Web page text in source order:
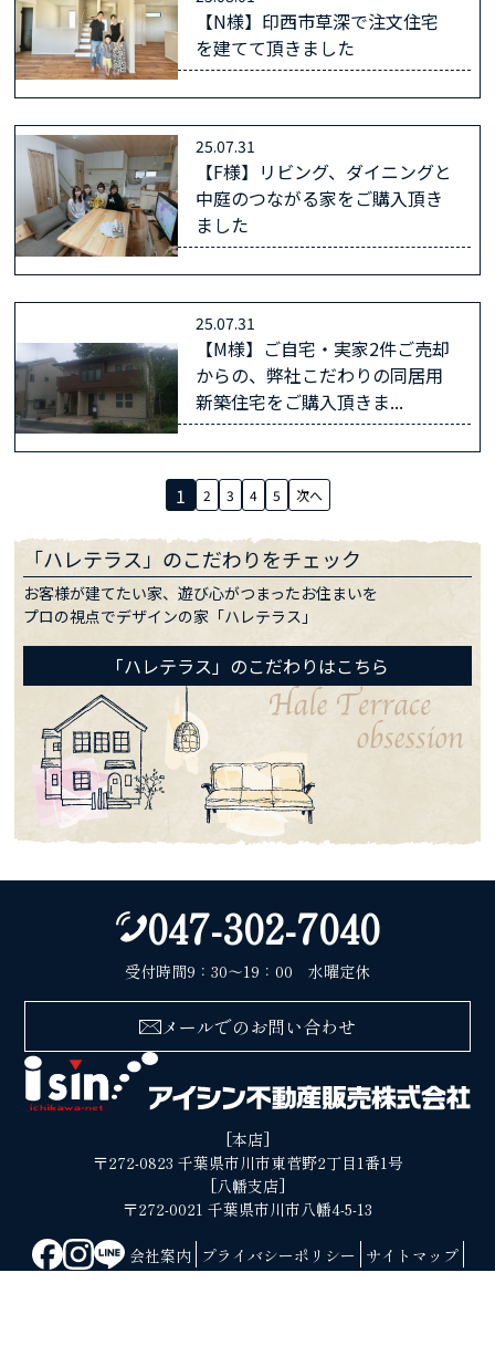
【N様】印西市草深で注文住宅
を建てて頂きました
25.07.31
【F様】リビング、ダイニングと
中庭のつながる家をご購入頂き
ました
25.07.31
【M様】ご自宅・実家2件ご売却
からの、弊社こだわりの同居用
新築住宅をご購入頂きま...
1 2 3 4 5 次へ
「ハレテラス」のこだわりをチェック
お客様が建てたい家、遊び心がつまったお住まいを
プロの視点でデザインの家「ハレテラス」
「ハレテラス」のこだわりはこちら
[本店]
〒272-0823 千葉県市川市東菅野2丁目1番1号
[八幡支店]
〒272-0021 千葉県市川市八幡4-5-13
会社案内 プライバシーポリシー サイトマップ
047-302-7040
受付時間9：30〜19：00 水曜定休
メールでのお問い合わせ